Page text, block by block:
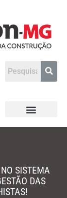
SISTEMA
DAS